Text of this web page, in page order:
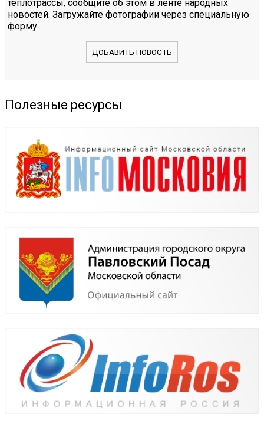
теплотрассы, сообщите об этом в ленте народных
новостей. Загружайте фотографии через специальную
форму.
ДОБАВИТЬ НОВОСТЬ
Полезные ресурсы